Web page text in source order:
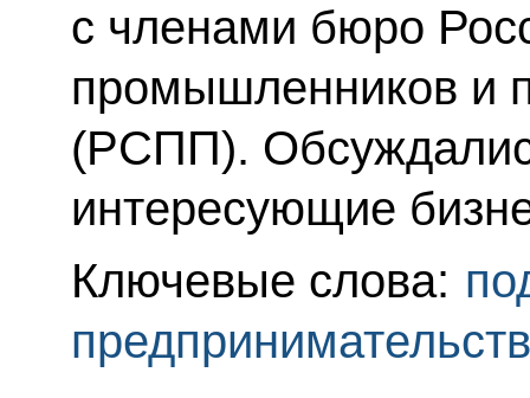
с членами бюро
промышленников и
(РСПП).
интересующие
Ключевые слова: